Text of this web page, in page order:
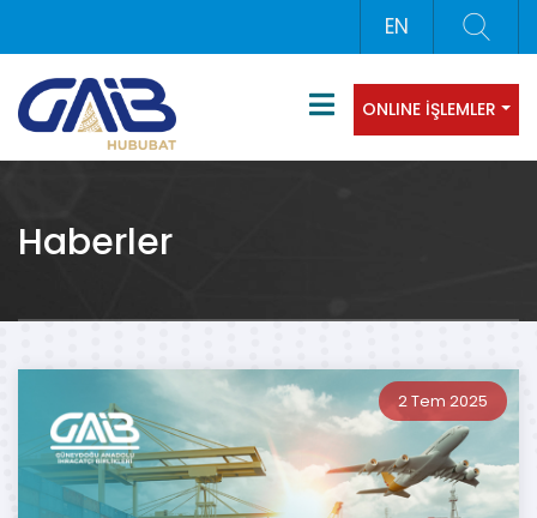
EN
ONLINE İŞLEMLER
Haberler
2 Tem 2025